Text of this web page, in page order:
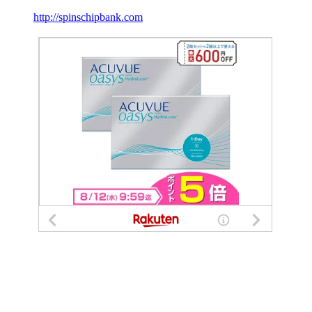
http://spinschipbank.com